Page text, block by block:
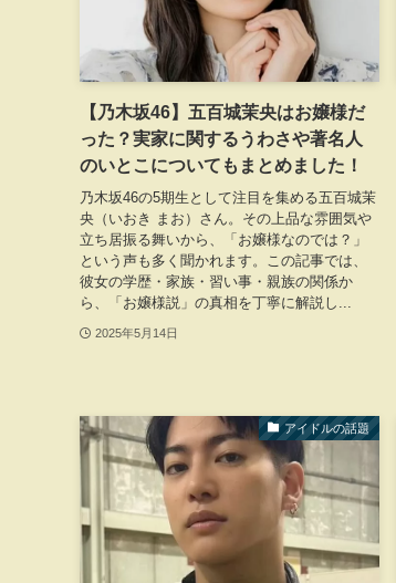
【乃木坂46】五百城茉央はお嬢様だ
った？実家に関するうわさや著名人
のいとこについてもまとめました！
乃木坂46の5期生として注目を集める五百城茉
央（いおき まお）さん。その上品な雰囲気や
立ち居振る舞いから、「お嬢様なのでは？」
という声も多く聞かれます。この記事では、
彼女の学歴・家族・習い事・親族の関係か
ら、「お嬢様説」の真相を丁寧に解説し...
2025年5月14日
アイドルの話題